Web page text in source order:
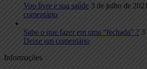
Voo livre e sua saúde 3 de julho de
comentário
Sabe o que fazer em uma “fechada” ? 3
Deixe um comentário
Informações